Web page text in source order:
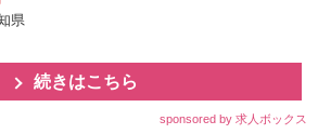
県
続きはこちら
sponsored by 求人ボックス